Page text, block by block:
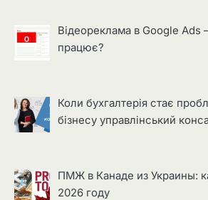
Відеореклама в Google Ads
працює?
Коли бухгалтерія стає
бізнесу управлінський
ПМЖ в Канаде из Украины:
2026 году